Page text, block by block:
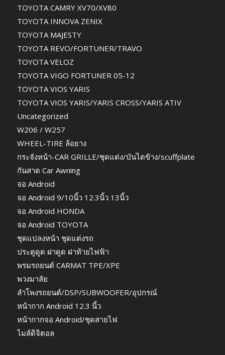
TOYOTA CAMRY XV70/XV80
TOYOTA INNOVA ZENIX
TOYOTA MAJESTY
TOYOTA REVO/FORTUNER/TRAVO
TOYOTA VELOZ
TOYOTA VIGO FORTUNER 05-12
TOYOTA VIOS YARIS
TOYOTA VIOS YARIS/YARIS CROSS/YARIS ATIV
Uncategorized
W206 / W257
WHEEL-TIRE ล้อยาง
กระจังหน้า-CAR GRILLE/ชุดแต่ง/บันไดข้าง/scuffplate
กันสาด Car Awning
จอ Android
จอ Android 9/10นิ้ว 12.3นิ้ว 13นิ้ว
จอ Android HONDA
จอ Android TOYOTA
ชุดแปลงหน้า ชุดแต่งรถ
ประตูดูด ฝาดูด ฝาท้ายไฟฟ้า
พรมรถยนต์ CARMAT TPE/XPE
พวงมาลัย
ลำโพงรถยนต์/DSP/SUBWOOFER/อุปกรณ์
หน้ากาก Android 12.3 นิ้ว
หน้ากากจอ Android/ชุดสายไฟ
ไมล์ดิจิตอล